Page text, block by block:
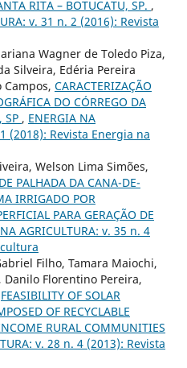
RITA – BOTUCATU, SP. ,
v. 31 n. 2 (2016): Revista
Wagner de Toledo Piza,
Silveira, Edéria Pereira
Campos, CARACTERIZAÇÃO
DO CÓRREGO DA
SP , ENERGIA NA
(2018): Revista Energia na
Welson Lima Simões,
PALHADA DA CANA-DE-
IRRIGADO POR
PARA GERAÇÃO DE
AGRICULTURA: v. 35 n. 4
Filho, Tamara Maiochi,
Danilo Florentino Pereira,
FEASIBILITY OF SOLAR
OF RECYCLABLE
RURAL COMMUNITIES
v. 28 n. 4 (2013): Revista